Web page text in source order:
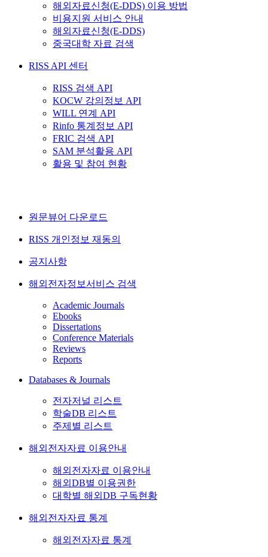
해외자료신청(E-DDS) 이용 방법
비용지원 서비스 안내
해외자료신청(E-DDS)
중국대학 자료 검색
RISS API 센터
RISS 검색 API
KOCW 강의정보 API
WILL 연계 API
Rinfo 통계정보 API
FRIC 검색 API
SAM 분석활용 API
활용 및 참여 현황
원문뷰어 다운로드
RISS 개인정보 재동의
공지사항
해외전자정보서비스 검색
Academic Journals
Ebooks
Dissertations
Conference Materials
Reviews
Reports
Databases & Journals
전자저널 리스트
학술DB 리스트
주제별 리스트
해외전자자료 이용안내
해외전자자료 이용안내
해외DB별 이용권한
대학별 해외DB 구독현황
해외전자자료 통계
해외전자자료 통계